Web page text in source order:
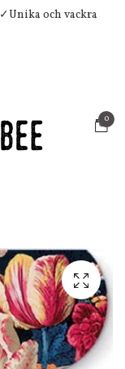
✓Unika och vackra
0